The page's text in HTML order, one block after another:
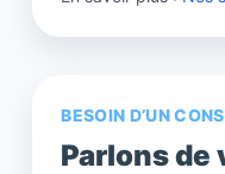
BESOIN D’UN
Parlons de